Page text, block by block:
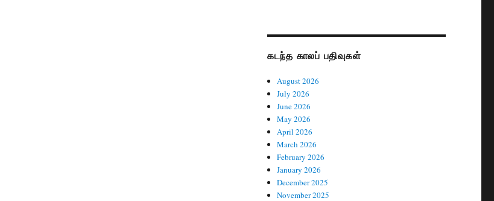
கடந்த காலப் பதிவுகள்
August 2026
July 2026
June 2026
May 2026
April 2026
March 2026
February 2026
January 2026
December 2025
November 2025